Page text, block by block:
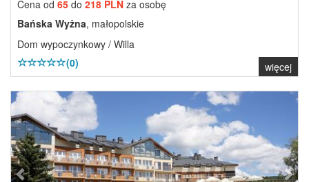
Cena od 65 do 218 PLN za osobę
Bańska Wyżna, małopolskie
Dom wypoczynkowy / Willa
(0)
więcej
Previous Next